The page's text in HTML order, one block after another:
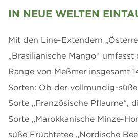
N NEUE WELTEN
Mit den Line-Extendern
„Brasilianische Mango“
Range von Meßmer insgesamt
Sorten: Ob der vollmundig-
Sorte „Französische Pflaume“,
Sorte „Marokkanische Minze-
süße Früchtetee „Nordische